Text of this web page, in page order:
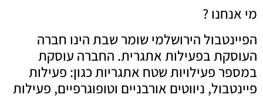
?
הירושלמי שומר שבת הינו חברה
בפעילות אתגרית. החברה עוסקת
פעילויות שטח אתגריות כגון: פעילות
ניווטים אורבניים וטופוגרפיים, פעילות